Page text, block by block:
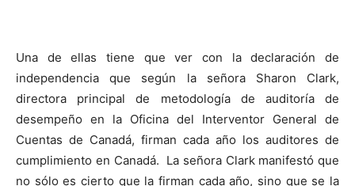
Una de ellas tiene que ver con la declaración de
independencia que según la señora Sharon Clark,
directora principal de metodología de auditoría de
desempeño en la Oficina del Interventor General de
Cuentas de Canadá, firman cada año los auditores de
cumplimiento en Canadá. La señora Clark manifestó que
no sólo es cierto que la firman cada año, sino que se la